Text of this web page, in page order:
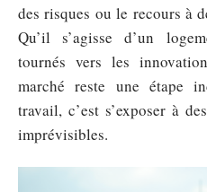
des risques ou le recours à
Qu’il s’agisse d’un
tournés vers les
marché reste une étape
travail, c’est s’exposer à
imprévisibles.